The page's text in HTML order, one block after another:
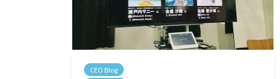
CEO Blog